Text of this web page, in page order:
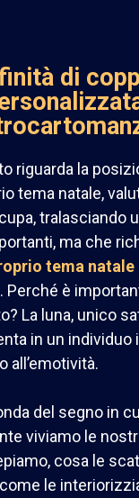
di
riguarda la
tema natale,
tralasciando
ma che
tema natale
. Perché è
La luna, unico
in un individuo
all’emotività.
del segno in
viviamo le
cosa le
le